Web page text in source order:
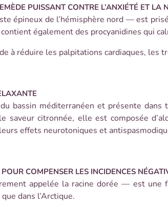
PUISSANT CONTRE L’ANXIÉTÉ ET LA
épineux de l’hémisphère nord — est
également des procyanidines qui
à réduire les palpitations cardiaques, les
bassin méditerranéen et présente
saveur citronnée, elle est composée
effets neurotoniques et
COMPENSER LES INCIDENCES
appelée la racine dorée — est une
dans l’Arctique.